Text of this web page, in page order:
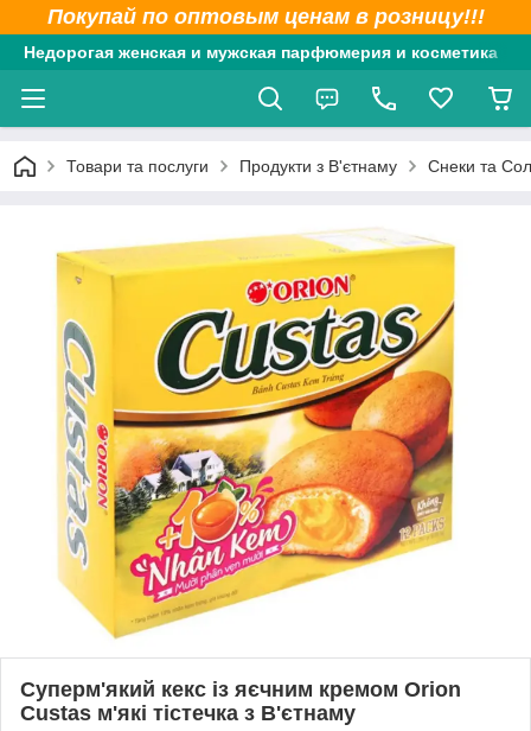
Покупай по оптовым ценам в розницу!!!
Недорогая женская и мужская парфюмерия и косметика
Товари та послуги Продукти з В'єтнаму Снеки та
Суперм'який кекс із яєчним кремом Orion
Custas м'які тістечка з В'єтнаму